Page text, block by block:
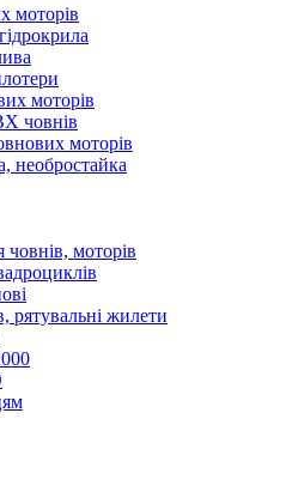
моторів
моторів
човнів
моторів
необростайка
моторів
рятувальні жилети